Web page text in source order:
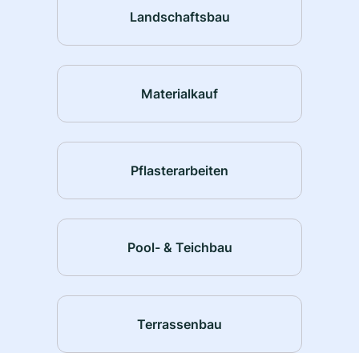
Landschaftsbau
Materialkauf
Pflasterarbeiten
Pool- & Teichbau
Terrassenbau